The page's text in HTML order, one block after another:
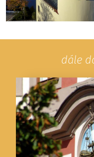
dále